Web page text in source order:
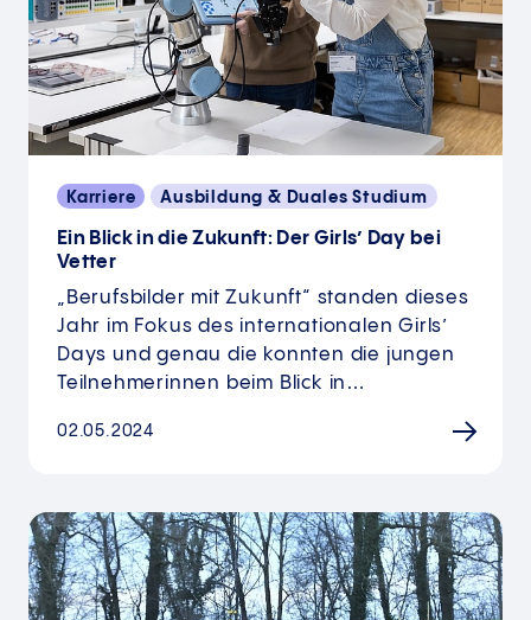
Karriere Ausbildung & Duales Studium
Ein Blick in die Zukunft: Der Girls’ Day bei
Vetter
„Berufsbilder mit Zukunft“ standen dieses
Jahr im Fokus des internationalen Girls’
Days und genau die konnten die jungen
Teilnehmerinnen beim Blick in…
02.05.2024